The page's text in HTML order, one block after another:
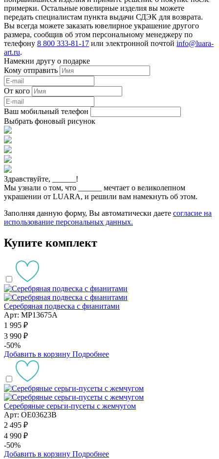
примерки. Остальные ювелирные изделия вы можете
передать специалистам пункта выдачи СДЭК для возврата.
Вы всегда можете заказать ювелирное украшение другого
размера, сообщив об этом персональному менеджеру по
телефону 8 800 333-81-17 или электронной почтой info@luara-
art.ru.
Намекни другу о подарке
Кому отправить
От кого
Ваш мобильный телефон
Выбрать фоновый рисунок
Здравствуйте,
!
Мы узнали о том, что
мечтает о великолепном
украшении от LUARA, и решили вам намекнуть об этом.
Заполняя данную форму, Вы автоматически даете согласие на
использование персональных данных.
Купите комплект
Серебряная подвеска с фианитами
Арт: MP13675A
1 995 ₽
3 990 ₽
-50%
Добавить в корзину Подробнее
Серебряные серьги-пусеты с жемчугом
Арт: OE03623B
2 495 ₽
4 990 ₽
-50%
Добавить в корзину Подробнее